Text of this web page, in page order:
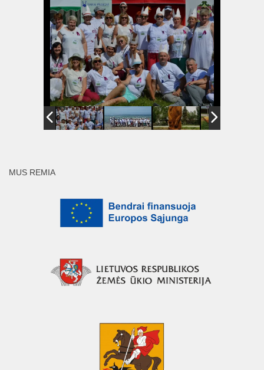
MUS REMIA